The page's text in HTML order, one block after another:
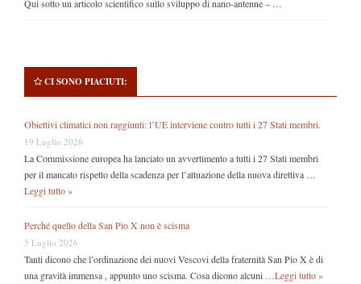
Qui sotto un articolo scientifico sullo sviluppo di nano-antenne – …
CI SONO PIACIUTI:
Obiettivi climatici non raggiunti: l’UE interviene contro tutti i 27 Stati membri.
19 Luglio 2026
La Commissione europea ha lanciato un avvertimento a tutti i 27 Stati membri
per il mancato rispetto della scadenza per l’attuazione della nuova direttiva …
Leggi tutto »
Perché quello della San Pio X non è scisma
5 Luglio 2026
Tanti dicono che l’ordinazione dei nuovi Vescovi della fraternità San Pio X è di
una gravità immensa , appunto uno scisma. Cosa dicono alcuni … Leggi tutto »